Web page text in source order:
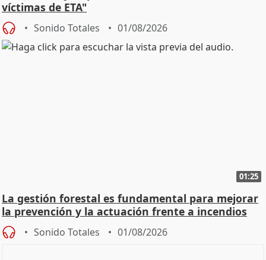
víctimas de ETA"
Sonido Totales 01/08/2026
01:25
La gestión forestal es fundamental para mejorar
la prevención y la actuación frente a incendios
Sonido Totales 01/08/2026